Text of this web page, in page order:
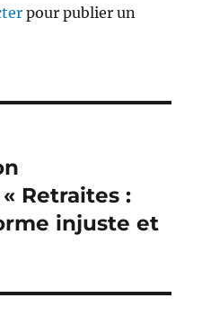
pour publier un
Retraites :
injuste et